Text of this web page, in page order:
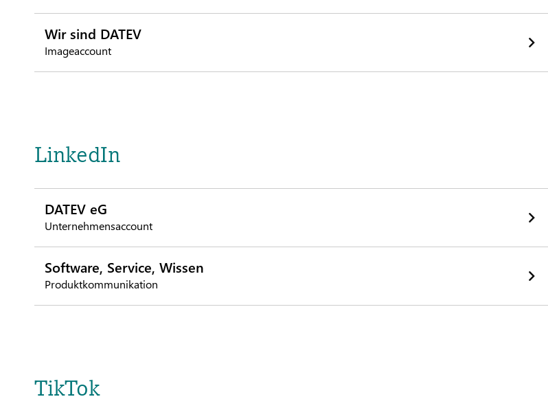
Wir sind DATEV
Imageaccount
LinkedIn
DATEV eG
Unternehmensaccount
Software, Service, Wissen
Produktkommunikation
TikTok